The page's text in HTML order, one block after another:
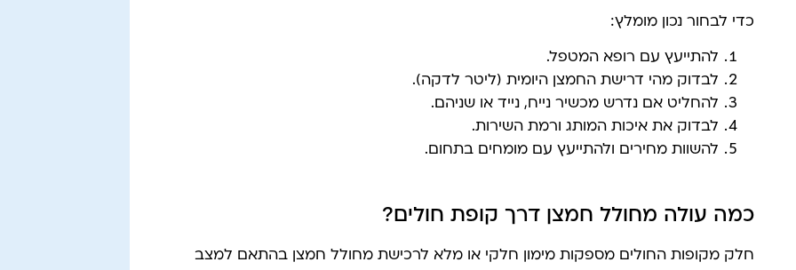
כדי לבחור נכון מומלץ:
להתייעץ עם רופא המטפל.
לבדוק מהי דרישת החמצן היומית (ליטר לדקה).
להחליט אם נדרש מכשיר נייח, נייד או שניהם.
לבדוק את איכות המותג ורמת השירות.
להשוות מחירים ולהתייעץ עם מומחים בתחום.
כמה עולה מחולל חמצן דרך קופת חולים?
חלק מקופות החולים מספקות מימון חלקי או מלא לרכישת מחולל חמצן בהתאם למצב